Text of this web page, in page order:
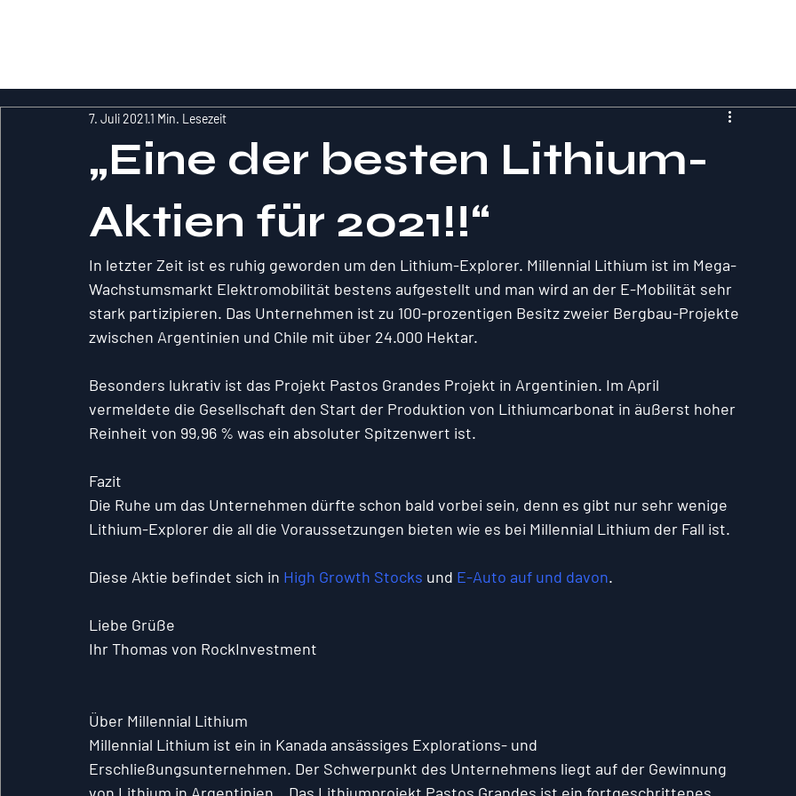
„Eine der besten Lithium-
Aktien für 2021!!“
7. Juli 20211 Min. Lesezeit
In letzter Zeit ist es ruhig geworden um den Lithium-Explorer. Millennial Lithium ist im Mega-
Wachstumsmarkt Elektromobilität bestens aufgestellt und man wird an der E-Mobilität sehr
stark partizipieren. Das Unternehmen ist zu 100-prozentigen Besitz zweier Bergbau-Projekte
zwischen Argentinien und Chile mit über 24.000 Hektar.
Besonders lukrativ ist das Projekt Pastos Grandes Projekt in Argentinien. Im April
vermeldete die Gesellschaft den Start der Produktion von Lithiumcarbonat in äußerst hoher
Reinheit von 99,96 % was ein absoluter Spitzenwert ist.
Fazit
Die Ruhe um das Unternehmen dürfte schon bald vorbei sein, denn es gibt nur sehr wenige
Lithium-Explorer die all die Voraussetzungen bieten wie es bei Millennial Lithium der Fall ist.
Diese Aktie befindet sich in High Growth Stocks und E-Auto auf und davon.
Liebe Grüße
Ihr Thomas von RockInvestment
Über Millennial Lithium
Millennial Lithium ist ein in Kanada ansässiges Explorations- und
Erschließungsunternehmen. Der Schwerpunkt des Unternehmens liegt auf der Gewinnung